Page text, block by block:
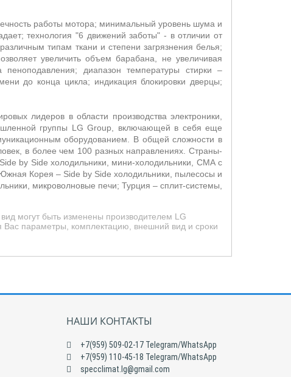
работы мотора; минимальный уровень шума и
технология "6 движений заботы" - в отличии от
типам ткани и степени загрязнения белья;
увеличить объем барабана, не увеличивая
пеноподавления; диапазон температуры стирки –
до конца цикла; индикация блокировки дверцы;
лидеров в области производства электроники,
группы LG Group, включающей в себя еще
оборудованием. В общей сложности в
в более чем 100 разных направлениях. Страны-
Side by Side холодильники, мини-холодильники, СМА с
Корея – Side by Side холодильники, пылесосы и
микроволновые печи; Турция – сплит-системы,
могут быть изменены производителем LG
Вас параметры, комплектацию, внешний вид и сроки
НАШИ КОНТАКТЫ
+7(959) 509-02-17 Telegram/WhatsApp
+7(959) 110-45-18 Telegram/WhatsApp
specclimat.lg@gmail.com